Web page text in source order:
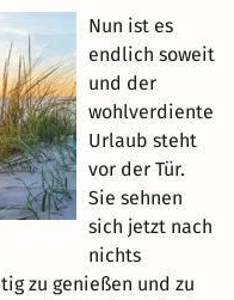
Nun ist es
endlich soweit
und der
wohlverdiente
Urlaub steht
vor der Tür.
Sie sehnen
sich jetzt nach
nichts
zu genießen und zu